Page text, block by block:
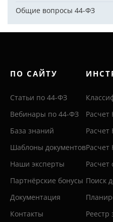
Общие вопросы 44-ФЗ
ПО САЙТУ
Статьи по 44-ФЗ
Вебинары по 44-ФЗ
База знаний
Шаблоны документов
Наши эксперты
Партнёрские бонусы
Документация
Контакты
Расчет
Поиск
Реестр